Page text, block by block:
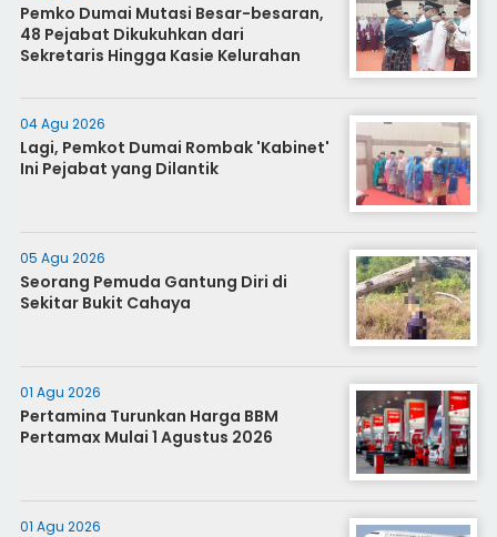
Pemko Dumai Mutasi Besar-besaran,
48 Pejabat Dikukuhkan dari
Sekretaris Hingga Kasie Kelurahan
04 Agu 2026
Lagi, Pemkot Dumai Rombak 'Kabinet'
Ini Pejabat yang Dilantik
05 Agu 2026
Seorang Pemuda Gantung Diri di
Sekitar Bukit Cahaya
01 Agu 2026
Pertamina Turunkan Harga BBM
Pertamax Mulai 1 Agustus 2026
01 Agu 2026